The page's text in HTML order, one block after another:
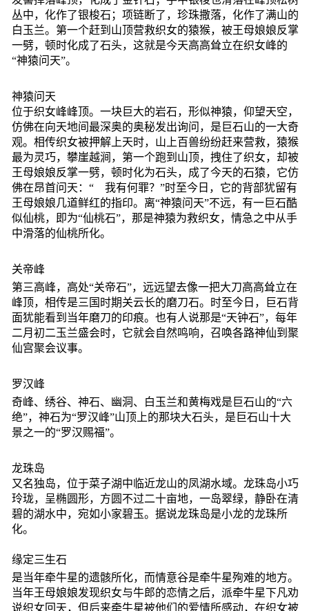
丛中，化作了银梭石；项链断了，珍珠撒落，化作了满山的
白玉兰。第一个赶到山顶营救织女的猿猴，被王母娘娘反掌
一劈，顿时化成了石头，这就是今天高高耸立在织女峰的
“神猿问天”。
神猿问天
位于织女峰峰顶。一块巨大的岩石，形似神猿，仰望天空，
仿佛在向天地间最深奥的奥秘发出询问，是巨石山的一大奇
观。相传织女被押解上天时，山上百兽纷纷赶来营救，猿猴
最为灵巧，攀崖越涧，第一个跑到山顶，拽住了织女，却被
王母娘娘反掌一劈，顿时化为石头，成了今天的石猿，它仿
佛在昂首问天：“ 我有何罪？”时至今日，它的背部犹留有
王母娘娘几道鲜红的指印。离“神猿问天”不远，有一巨石酷
似仙桃，即为“仙桃石”，那是神猿为救织女，情急之中从手
中滑落的仙桃所化。
关帝峰
第三高峰，高处“关帝石”，远远望去像一把大刀高高耸立在
峰顶，相传是三国时期关云长的磨刀石。时至今日，巨石背
面犹能看到当年磨刀的印痕。也有人说那是“天钟石”，每年
二月初二玉兰盛会时，它就会自然鸣响，召唤各路神仙到聚
仙宫聚会议事。
罗汉峰
奇峰、绣谷、神石、幽洞、白玉兰和黄梅戏是巨石山的“六
绝”，神石为“罗汉峰”山顶上的那块大石头，是巨石山十大
景之一的“罗汉赐福”。
龙珠岛
又名独岛，位于菜子湖中临近龙山的凤湖水域。龙珠岛小巧
玲珑，呈椭圆形，方圆不过二十亩地，一岛翠绿，静卧在清
碧的湖水中，宛如小家碧玉。据说龙珠岛是小龙的龙珠所
化。
缘定三生石
是当年牵牛星的遗骸所化，而情意谷是牵牛星殉难的地方。
当年王母娘娘发现织女与牛郎的恋情之后，派牵牛星下凡劝
说织女回天，但后来牵牛星被他们的爱情所感动，在织女被